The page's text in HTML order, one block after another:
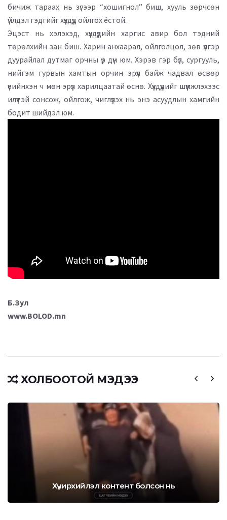
бичиж тараах нь зүгээр “хошигнол” биш, хууль зөрчсөн
үйлдэл гэдгийг хүүхдүүд ойлгох ёстой.
Эцэст нь хэлэхэд, хүүхдүүдийн харгис авир бол тэдний
төрөлхийн зан биш. Харин анхаарал, ойлголцол, зөв үлгэр
дуурайлал дутмаг орчны үр дүн юм. Хэрэв гэр бүл, сургууль,
нийгэм гурвын хамтын орчин эрүүл байж чадвал өсвөр
үеийнхэн ч мөн эрүүл харилцаатай өснө. Хүүхдүүдийг шүүмжлэхээс
илүүтэй сонсож, ойлгож, чиглүүлэх нь энэ асуудлын хамгийн
бодит шийдэл юм.
Б.Зул
www.BOLOD.mn
ХОЛБООТОЙ МЭДЭЭ
Хүчирхийлэл контент болсон нь